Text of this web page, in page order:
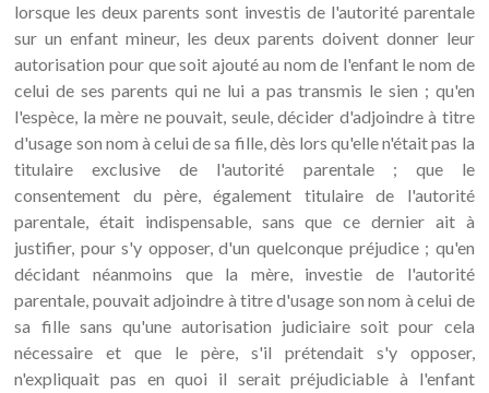
lorsque les deux parents sont investis de l'autorité parentale
sur un enfant mineur, les deux parents doivent donner leur
autorisation pour que soit ajouté au nom de l'enfant le nom de
celui de ses parents qui ne lui a pas transmis le sien ; qu'en
l'espèce, la mère ne pouvait, seule, décider d'adjoindre à titre
d'usage son nom à celui de sa fille, dès lors qu'elle n'était pas la
titulaire exclusive de l'autorité parentale ; que le
consentement du père, également titulaire de l'autorité
parentale, était indispensable, sans que ce dernier ait à
justifier, pour s'y opposer, d'un quelconque préjudice ; qu'en
décidant néanmoins que la mère, investie de l'autorité
parentale, pouvait adjoindre à titre d'usage son nom à celui de
sa fille sans qu'une autorisation judiciaire soit pour cela
nécessaire et que le père, s'il prétendait s'y opposer,
n'expliquait pas en quoi il serait préjudiciable à l'enfant